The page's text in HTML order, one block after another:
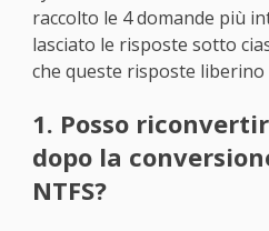
raccolto le 4 domande più
lasciato le risposte sotto
che queste risposte
1. Posso
dopo la
NTFS?